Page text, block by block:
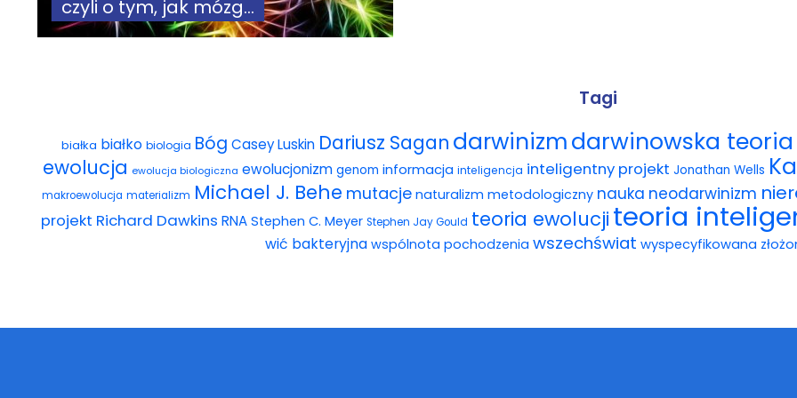
czyli o tym, jak mózg...
Tagi
białka białko biologia Bóg Casey Luskin Dariusz Sagan darwinizmdarwinowska
ewolucja ewolucja biologiczna ewolucjonizm genom informacja inteligencja inteligentny projekt Jonathan Wells
makroewolucja materializm Michael J. Behe mutacje naturalizm metodologiczny nauka neodarwinizm
projekt Richard Dawkins RNA Stephen C. Meyer Stephen Jay Gould teoria ewolucji teoria
wić bakteryjna wspólnota pochodzenia wszechświat wyspecyfikowana